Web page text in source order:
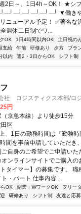
2日～、1日4h～OK！ ★シ
▼働きや
ニューアル予定！ ✅著名
週休二日制でワ...
OK 1日4時間以内OK 土日祝の
支給 午前 研修あり 夕方 ブラ
以内 週2・3日からOK シフト制
社 ロジスティクス本部/ロ
円
京急本線）より徒歩15分
区
、1日の勤務時間は『勤務時
間を事前申請していただき
自身のご希望でご申請いた
ンラインサイトでご購入
タイマー】の募集です。 職
・パート 仕事内容 ...
OK 副業・WワークOK フリー
研修あり シフト制 友達と応